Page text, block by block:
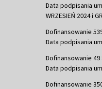
Data podpisania
WRZESIEŃ 2024 i
Dofinansowanie
Data podpisania
Dofinansowanie 49
Data podpisania
Dofinansowanie